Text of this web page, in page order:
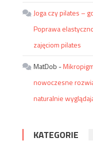
Joga czy pilates –
Poprawa
zajęciom pilates
MatDob -
nowoczesne
naturalnie
KATEGORIE